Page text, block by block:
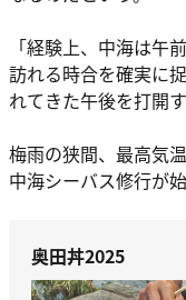
「経験上、中海は午
訪れる時合を確実に
れてきた午後を打開
梅雨の狭間、最高気
中海シーバス修行が始
奥田丼2025